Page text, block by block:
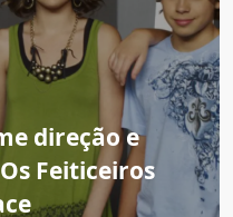
direção e
Feiticeiros